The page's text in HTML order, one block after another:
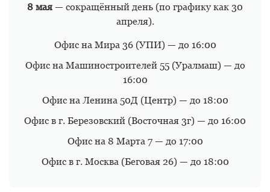
8 мая — сокращённый день (по графику как 30
апреля).
Офис на Мира 36 (УПИ) — до 16:00
Офис на Машиностроителей 55 (Уралмаш) — до
16:00
Офис на Ленина 50Д (Центр) — до 18:00
Офис в г. Березовский (Восточная 3г) — до 16:00
Офис на 8 Марта 7 — до 17:00
Офис в г. Москва (Беговая 26) — до 18:00